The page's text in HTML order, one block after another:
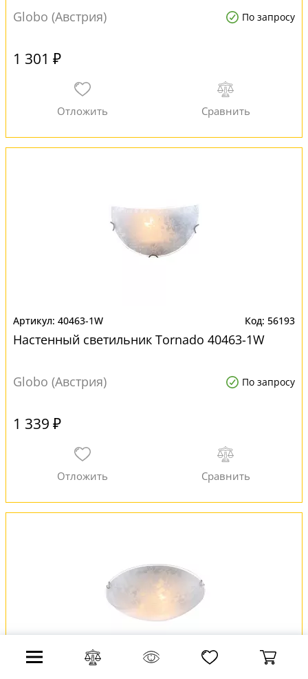
Globo (Австрия)
По запросу
1 301 ₽
40463-1W 56193
Настенный светильник Tornado 40463-1W
Globo (Австрия) По запросу
1 339 ₽